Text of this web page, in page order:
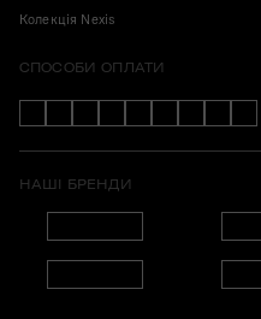
Колекція Nexis
СПОСОБИ ОПЛАТИ
НАШІ БРЕНДИ